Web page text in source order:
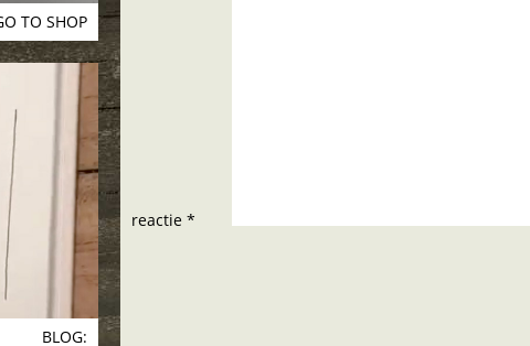
TO SHOP
BLOG:
reactie *